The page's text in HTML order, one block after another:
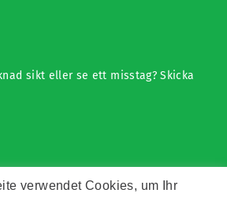
sikt eller se ett misstag? Skicka
verwendet Cookies, um Ihr